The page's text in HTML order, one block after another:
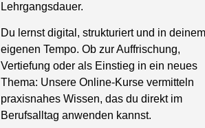
Lehrgangsdauer.
Du lernst digital, strukturiert und in deinem
eigenen Tempo. Ob zur Auffrischung,
Vertiefung oder als Einstieg in ein neues
Thema: Unsere Online-Kurse vermitteln
praxisnahes Wissen, das du direkt im
Berufsalltag anwenden kannst.